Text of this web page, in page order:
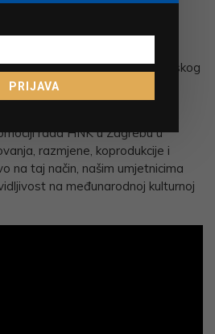
je pridonijelo mome
tom sam razdoblju bila aktivni
nacionalnoga identiteta, a
sam brojne kolege iz austrijskog
pomogli u promociji hrvatske
rada HNK u Zagrebu u
razmjene, koprodukcije i
na taj način, našim umjetnicima
na međunarodnoj kulturnoj
PRIJAVA